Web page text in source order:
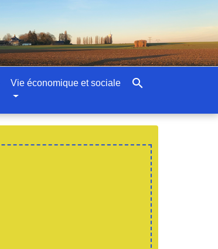
Vie économique et sociale search